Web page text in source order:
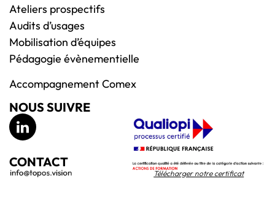
Ateliers prospectifs
Audits d’usages
Mobilisation d’équipes
Pédagogie évènementielle
Accompagnement Comex
NOUS SUIVRE
CONTACT
Télécharger notre certificat